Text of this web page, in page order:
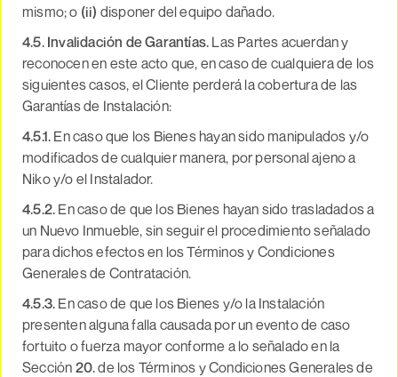
mismo; o (ii) disponer del equipo dañado.
4.5. Invalidación de Garantías. Las Partes acuerdan y
reconocen en este acto que, en caso de cualquiera de los
siguientes casos, el Cliente perderá la cobertura de las
Garantías de Instalación:
4.5.1. En caso que los Bienes hayan sido manipulados y/o
modificados de cualquier manera, por personal ajeno a
Niko y/o el Instalador.
4.5.2. En caso de que los Bienes hayan sido trasladados a
un Nuevo Inmueble, sin seguir el procedimiento señalado
para dichos efectos en los Términos y Condiciones
Generales de Contratación.
4.5.3. En caso de que los Bienes y/o la Instalación
presenten alguna falla causada por un evento de caso
fortuito o fuerza mayor conforme a lo señalado en la
Sección 20.de los Términos y Condiciones Generales de